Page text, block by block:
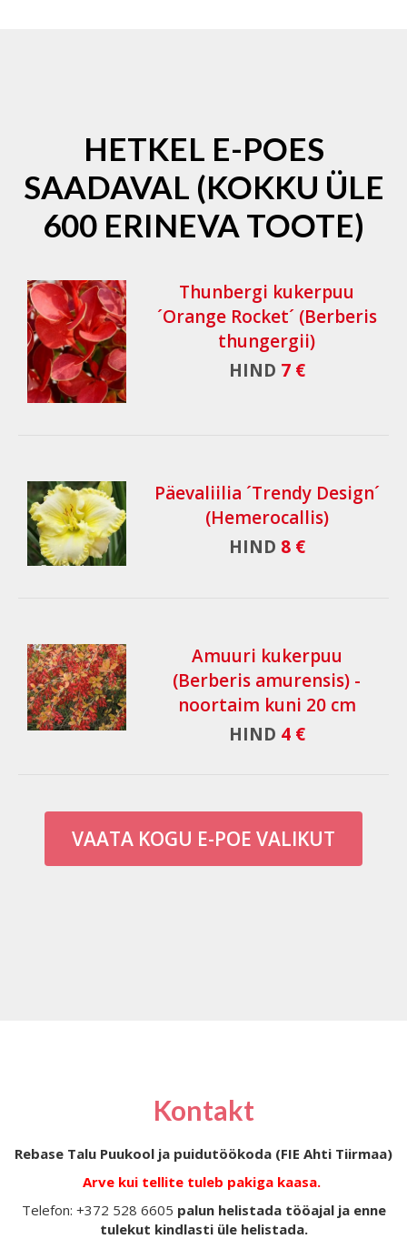
HETKEL E-POES
SAADAVAL (KOKKU ÜLE
600 ERINEVA TOOTE)
Thunbergi kukerpuu
´Orange Rocket´ (Berberis
thungergii)
HIND 7 €
Päevaliilia ´Trendy Design´
(Hemerocallis)
HIND 8 €
Amuuri kukerpuu
(Berberis amurensis) -
noortaim kuni 20 cm
HIND 4 €
VAATA KOGU E-POE VALIKUT
Kontakt
Rebase Talu Puukool ja puidutöökoda (FIE Ahti Tiirmaa)
Arve kui tellite tuleb pakiga kaasa.
Telefon: +372 528 6605 palun helistada tööajal ja enne
tulekut kindlasti üle helistada.